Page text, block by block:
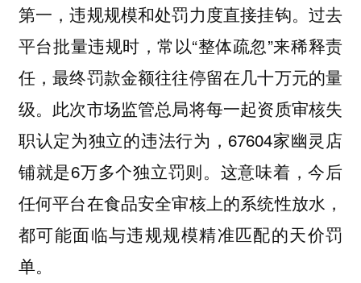
第一，违规规模和处罚力度直接挂钩。过去
平台批量违规时，常以“整体疏忽”来稀释责
任，最终罚款金额往往停留在几十万元的量
级。此次市场监管总局将每一起资质审核失
职认定为独立的违法行为，67604家幽灵店
铺就是6万多个独立罚则。这意味着，今后
任何平台在食品安全审核上的系统性放水，
都可能面临与违规规模精准匹配的天价罚
单。